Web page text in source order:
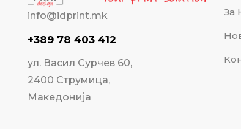
info@idprint.mk
+389 78 403 412
ул. Васил Сурчев 60,
2400 Струмица,
Македонија
За